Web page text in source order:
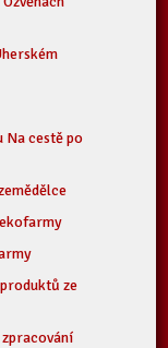
Na cestě po
ze